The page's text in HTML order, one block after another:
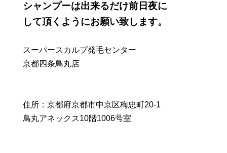
シャンプーは出来るだけ前日夜に
して頂くようにお願い致します。
スーパースカルプ発毛センター
京都四条鳥丸店
住所：京都府京都市中京区梅忠町20-1
鳥丸アネックス10階1006号室